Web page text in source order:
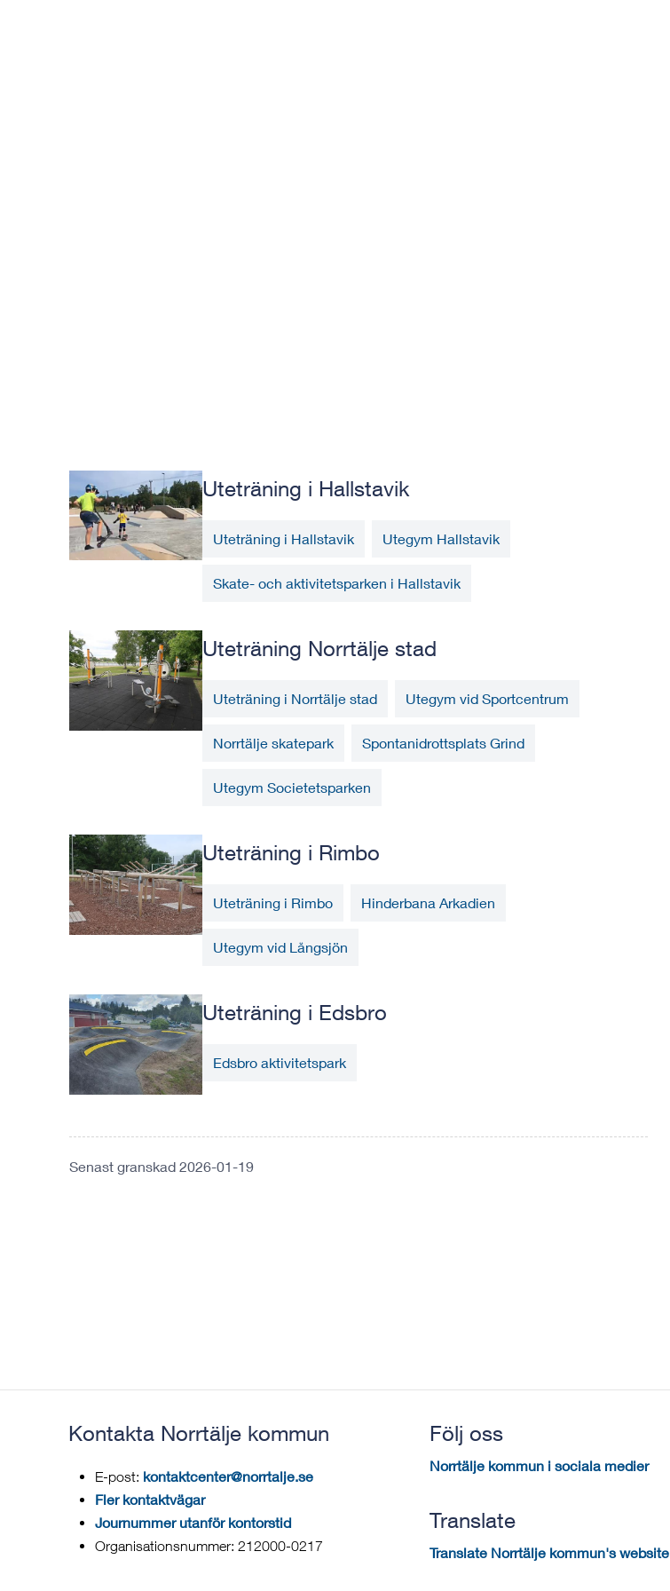
Uteträning i Hallstavik
Uteträning i Hallstavik Utegym Hallstavik
Skate- och aktivitetsparken i Hallstavik
Uteträning Norrtälje stad
Uteträning i Norrtälje stad Utegym vid Sportcentrum
Norrtälje skatepark Spontanidrottsplats Grind
Utegym Societetsparken
Uteträning i Rimbo
Uteträning i Rimbo Hinderbana Arkadien
Utegym vid Långsjön
Uteträning i Edsbro
Edsbro aktivitetspark
Senast granskad 2026-01-19
Kontakta Norrtälje kommun
E-post: kontaktcenter@norrtalje.se
Fler kontaktvägar
Journummer utanför kontorstid
Organisationsnummer: 212000-0217
Följ oss
Norrtälje kommun i sociala medier
Translate
Translate Norrtälje kommun's website